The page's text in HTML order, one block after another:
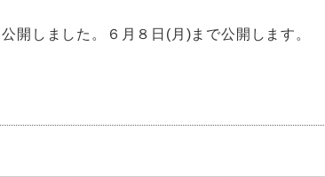
ると想定されます。 そのため、会議の開催を
にて受け付けさせていただきます。
ましては、本専門部のホームページに掲載しま
ームページのお問い合わせからご連絡くださ
開しました。６月８日(月)まで公開します。